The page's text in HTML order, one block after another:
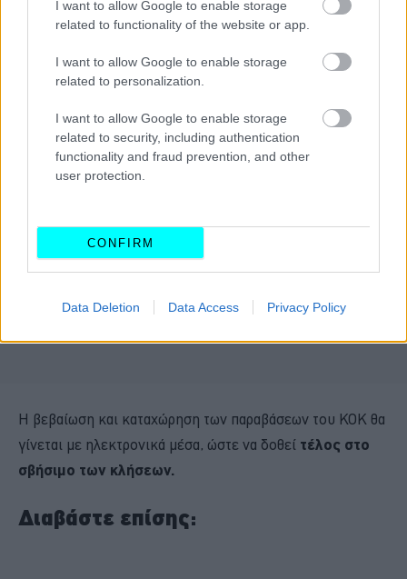
I want to allow Google to enable storage
related to functionality of the website or app.
I want to allow Google to enable storage
related to personalization.
I want to allow Google to enable storage
related to security, including authentication
functionality and fraud prevention, and other
user protection.
CONFIRM
Data Deletion Data Access Privacy Policy
Η βεβαίωση και καταχώρηση των παραβάσεων του ΚΟΚ θα
γίνεται με ηλεκτρονικά μέσα, ώστε να δοθεί τέλος στο
σβήσιμο των κλήσεων.
Διαβάστε επίσης: